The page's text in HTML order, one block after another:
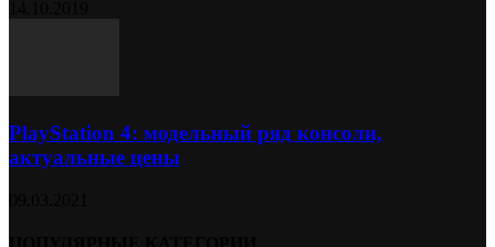
PlayStation 4: модельный ряд консоли,
актуальные цены